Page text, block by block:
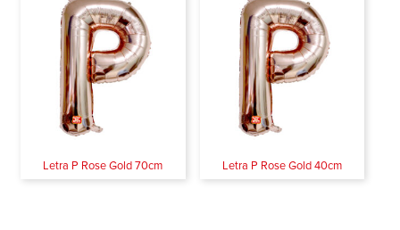
Letra P Rose Gold 70cm Letra P Rose Gold 40cm